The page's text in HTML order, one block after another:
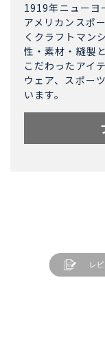
1919年ニューヨ
アメリカンスポ
くクラフトマン
性・素材・縫製
こだわったアイ
ウェア、スポー
います。